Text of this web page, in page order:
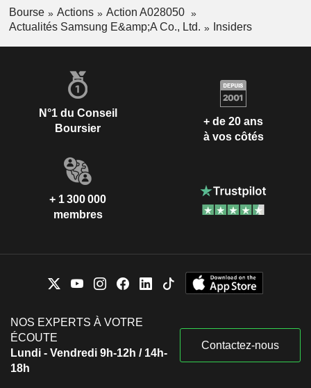
Bourse Actions
Action A028050
Actualités Samsung E&amp;A Co., Ltd.
Insiders
N°1 du Conseil
Boursier
+ de 20 ans
à vos côtés
+ 1 300 000
membres
NOS EXPERTS À VOTRE
ÉCOUTE
Lundi - Vendredi 9h-12h / 14h-
18h
Contactez-nous